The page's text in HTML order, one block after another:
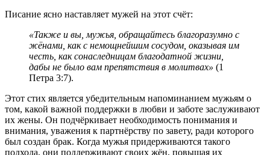
Писание ясно наставляет мужей на этот счёт:
«Также и вы, мужья, обращайтесь благоразумно с
жёнами, как с немощнейшим сосудом, оказывая им
честь, как сонаследницам благодатной жизни,
дабы не было вам препятствия в молитвах» (1
Петра 3:7).
Этот стих является убедительным напоминанием мужьям о
том, какой важной поддержки в любви и заботе заслуживают
их жены. Он подчёркивает необходимость понимания и
внимания, уважения к партнёрству по завету, ради которого
был создан брак. Когда мужья придерживаются такого
подхода, они поддерживают своих жён, повышая их